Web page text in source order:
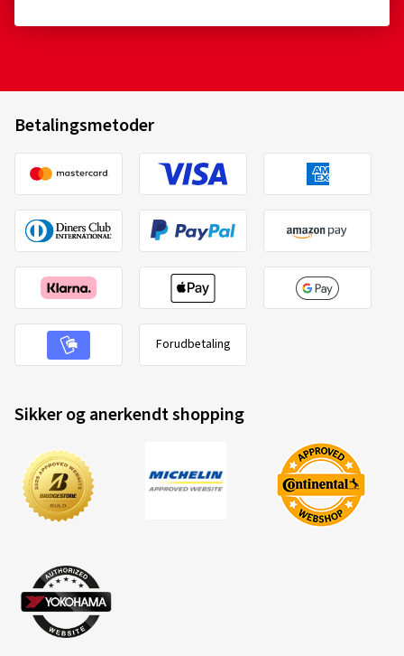
Jürgen S., Tyskland
Fælgstørrelse i tommer:
Farve:black polished glossy
Fælge monteret på:
Vinterdæk
Køretøjstype:Skoda Superb Combi (NZ)
20-10-2025
Verificeret køb
Ralf B., Tyskland
Fælgstørrelse i tommer:8x18 - ET 40 - LK 5x112
Farve:black polished glossy
Fælge monteret på:
Betalingsmetoder
Forudbetaling
Sikker og anerkendt shopping